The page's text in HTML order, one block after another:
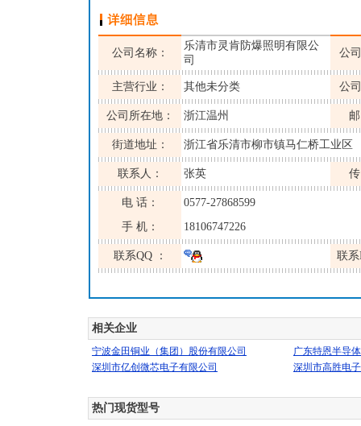
公司名称：
乐清市灵肯防爆照明有限公
司
公
主营行业： 其他未分类 公
公司所在地： 浙江温州
街道地址： 浙江省乐清市柳市镇马仁桥工业区
联系人： 张英
电 话：
0577-27868599
手 机：
18106747226
联系QQ ： 联
相关企业
宁波金田铜业（集团）股份有限公司
广东特恩半导
深圳市亿创微芯电子有限公司
深圳市高胜电
热门现货型号